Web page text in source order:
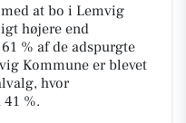
at bo i Lemvig
højere end
% af de adspurgte
Kommune er blevet
hvor
%.